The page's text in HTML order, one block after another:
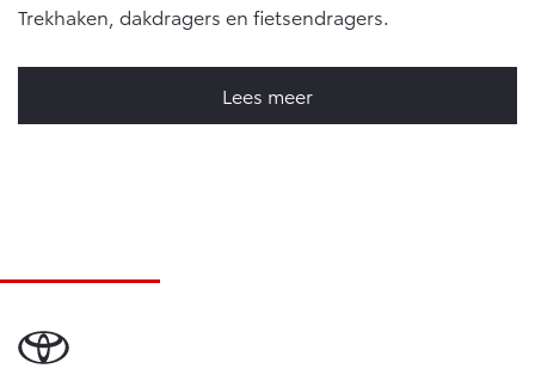
Trekhaken, dakdragers en fietsendragers.
Lees meer